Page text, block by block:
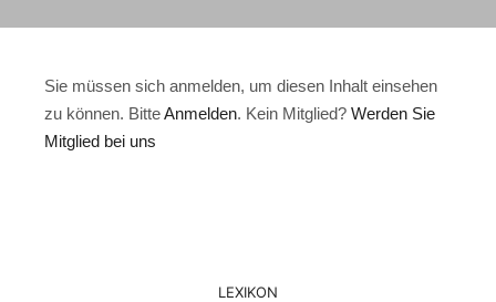
Sie müssen sich anmelden, um diesen Inhalt einsehen
zu können. BitteAnmelden. Kein Mitglied? Werden Sie
Mitglied bei uns
LEXIKON